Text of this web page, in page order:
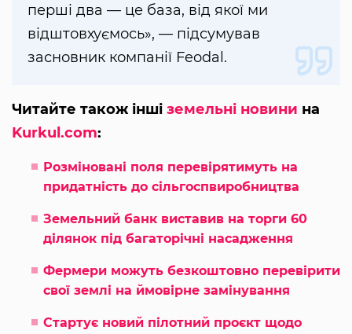
перші два — це база, від якої ми
відштовхуємось», — підсумував
засновник компанії Feodal.
Читайте також інші земельні новини на
Kurkul.com:
Розміновані поля перевірятимуть на
придатність до сільгоспвиробництва
Земельний банк виставив на торги 60
ділянок під багаторічні насадження
Фермери можуть безкоштовно перевірити
свої землі на ймовірне замінування
Стартує новий пілотний проєкт щодо